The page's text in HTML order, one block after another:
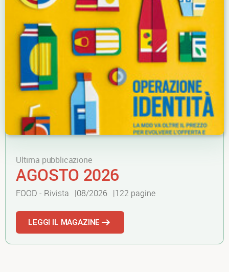
Ultima pubblicazione
AGOSTO 2026
FOOD - Rivista 08/2026 122 pagine
LEGGI IL MAGAZINE